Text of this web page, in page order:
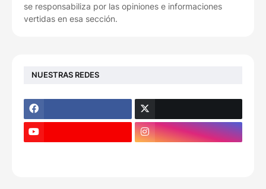
se responsabiliza por las opiniones e informaciones
vertidas en esa sección.
NUESTRAS REDES